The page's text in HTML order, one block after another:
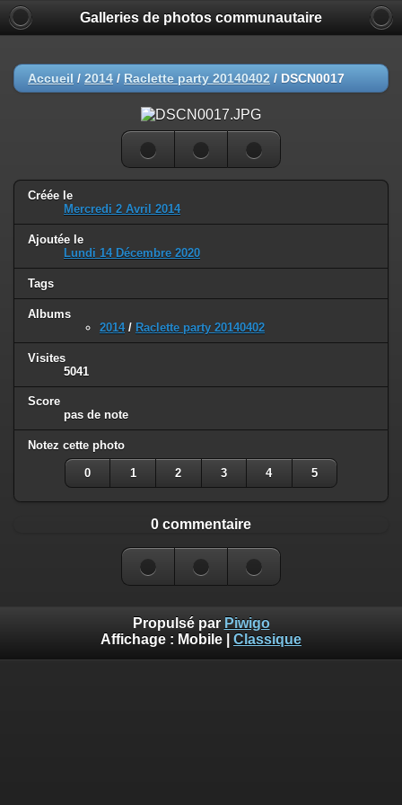
Galleries de photos communautaire
Accueil / 2014 / Raclette party 20140402 / DSCN0017
Créée le
Mercredi 2 Avril 2014
Ajoutée le
Lundi 14 Décembre 2020
Tags
Albums
2014/ Raclette party 20140402
Visites
5041
Score
pas de note
Notez cette photo
0 1 2 3 4 5
0 commentaire
Propulsé par Piwigo
Affichage : Mobile Classique